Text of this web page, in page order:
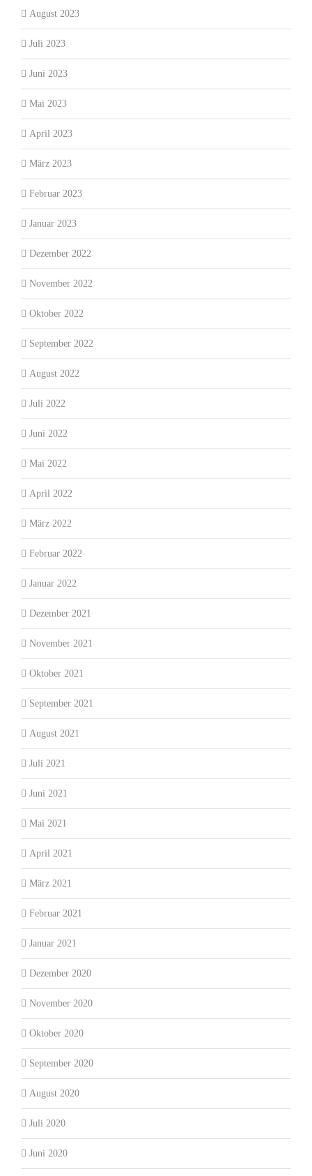
August 2023
Juli 2023
Juni 2023
Mai 2023
April 2023
März 2023
Februar 2023
Januar 2023
Dezember 2022
November 2022
Oktober 2022
September 2022
August 2022
Juli 2022
Juni 2022
Mai 2022
April 2022
März 2022
Februar 2022
Januar 2022
Dezember 2021
November 2021
Oktober 2021
September 2021
August 2021
Juli 2021
Juni 2021
Mai 2021
April 2021
März 2021
Februar 2021
Januar 2021
Dezember 2020
November 2020
Oktober 2020
September 2020
August 2020
Juli 2020
Juni 2020